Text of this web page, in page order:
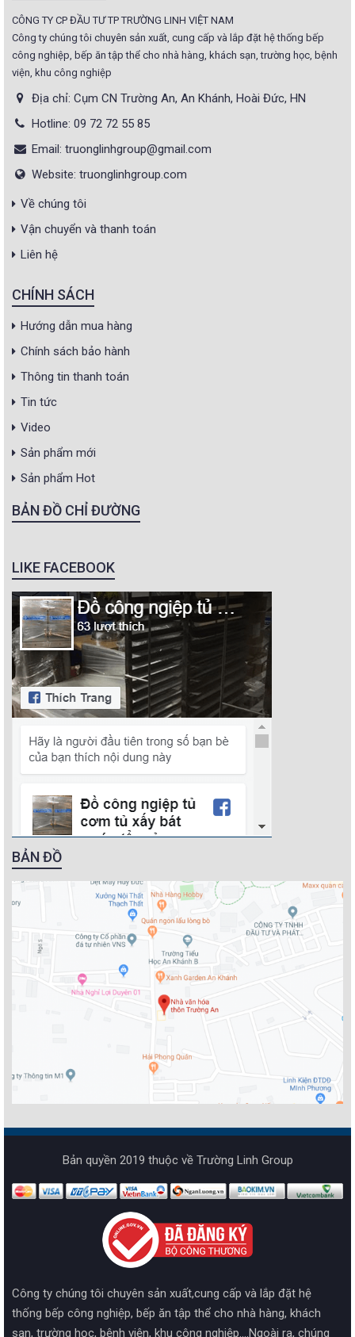
CÔNG TY CP ĐẦU TƯ TP TRƯỜNG LINH VIỆT NAM
Công ty chúng tôi chuyên sản xuất, cung cấp và lắp đặt hệ thống bếp
công nghiệp, bếp ăn tập thể cho nhà hàng, khách sạn, trường học, bệnh
viện, khu công nghiệp
Địa chỉ: Cụm CN Trường An, An Khánh, Hoài Đức, HN
Hotline: 09 72 72 55 85
Email: truonglinhgroup@gmail.com
Website: truonglinhgroup.com
Về chúng tôi
Vận chuyển và thanh toán
Liên hệ
CHÍNH SÁCH
Hướng dẫn mua hàng
Chính sách bảo hành
Thông tin thanh toán
Tin tức
Video
Sản phẩm mới
Sản phẩm Hot
BẢN ĐỒ CHỈ ĐƯỜNG
LIKE FACEBOOK
BẢN ĐỒ
Bản quyền 2019 thuộc về Trường Linh Group
Công ty chúng tôi chuyên sản xuất,cung cấp và lắp đặt hệ
thống bếp công nghiệp, bếp ăn tập thể cho nhà hàng, khách
sạn, trường học, bệnh viện, khu công nghiệp....Ngoài ra, chúng